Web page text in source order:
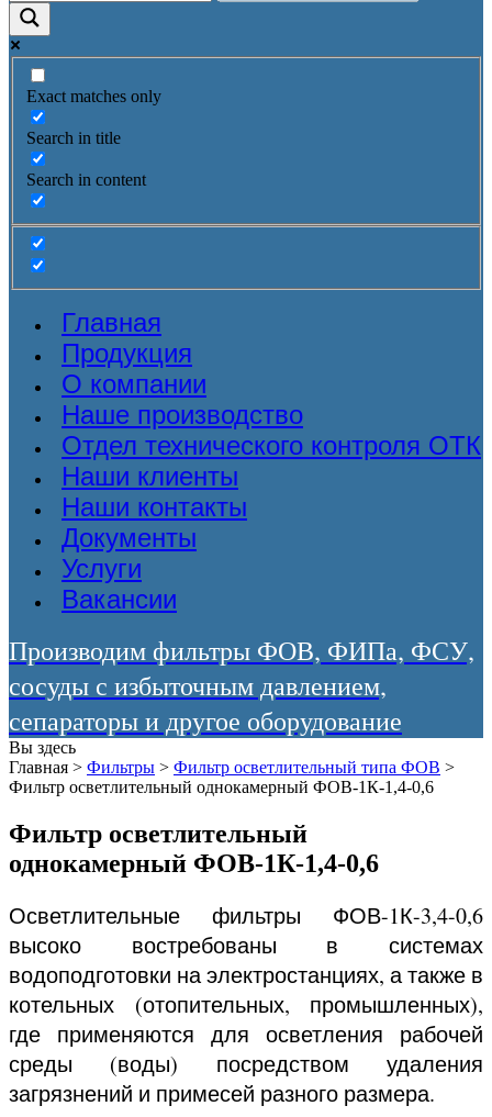
Exact matches only
Search in title
Search in content
Главная
Продукция
О компании
Наше производство
Отдел технического контроля ОТК
Наши клиенты
Наши контакты
Документы
Услуги
Вакансии
Производим фильтры ФОВ, ФИПа, ФСУ,
сосуды с избыточным давлением,
сепараторы и другое оборудование
Вы здесь
Главная > Фильтры > Фильтр осветлительный типа ФОВ >
Фильтр осветлительный однокамерный ФОВ-1К-1,4-0,6
Фильтр осветлительный
однокамерный ФОВ-1К-1,4-0,6
Осветлительные фильтры ФОВ-1К-3,4-0,6
высоко востребованы в системах
водоподготовки на электростанциях, а также в
котельных (отопительных, промышленных),
где применяются для осветления рабочей
среды (воды) посредством удаления
загрязнений и примесей разного размера.